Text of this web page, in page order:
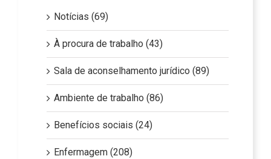
À procura de trabalho (43)
Sala de aconselhamento jurídico (89)
Ambiente de trabalho (86)
Benefícios sociais (24)
Enfermagem (208)